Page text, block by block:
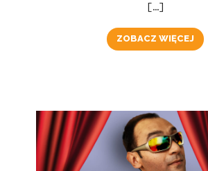
[…]
ZOBACZ WIĘCEJ